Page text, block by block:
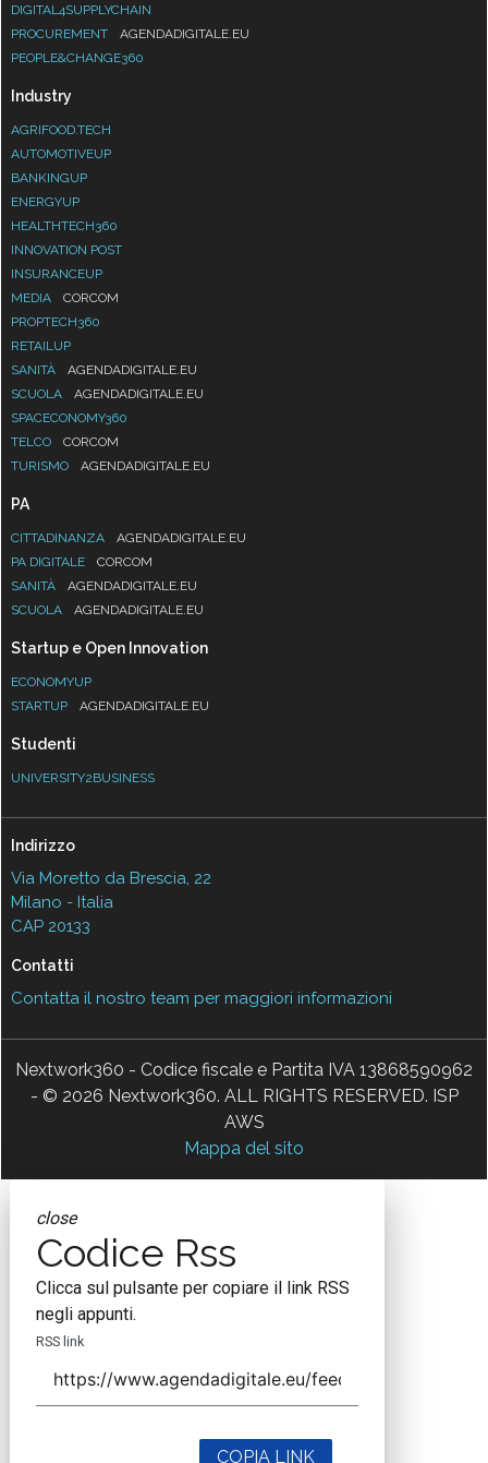
DIGITAL4SUPPLYCHAIN
PROCUREMENT
AGENDADIGITALE.EU
PEOPLE&CHANGE360
Industry
AGRIFOOD.TECH
AUTOMOTIVEUP
BANKINGUP
ENERGYUP
HEALTHTECH360
INNOVATION POST
INSURANCEUP
MEDIA
CORCOM
PROPTECH360
RETAILUP
SANITÀ
AGENDADIGITALE.EU
SCUOLA
AGENDADIGITALE.EU
SPACECONOMY360
TELCO
CORCOM
TURISMO
AGENDADIGITALE.EU
PA
CITTADINANZA
AGENDADIGITALE.EU
PA DIGITALE
CORCOM
SANITÀ
AGENDADIGITALE.EU
SCUOLA
AGENDADIGITALE.EU
Startup e Open Innovation
ECONOMYUP
STARTUP
AGENDADIGITALE.EU
Studenti
UNIVERSITY2BUSINESS
Indirizzo
Via Moretto da Brescia, 22
Milano - Italia
CAP 20133
Contatti
Contatta il nostro team per maggiori informazioni
Nextwork360 - Codice fiscale e Partita IVA 13868590962
- © 2026 Nextwork360. ALL RIGHTS RESERVED. ISP
AWS
Mappa del sito
close
Codice Rss
Clicca sul pulsante per copiare il link RSS
negli appunti.
RSS link
COPIA LINK